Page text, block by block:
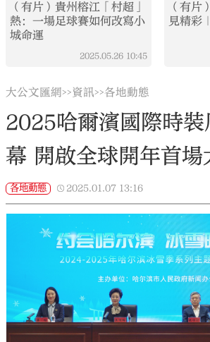
（有片）貴州榕江「村超」
熱：一場足球賽如何改寫小
城命運
2025.05.26 10:45
（有片
見精彩
大公文匯網>>資訊>>各地動態
2025哈爾濱國際時
幕 開啟全球開年首場
各地動態 2025.01.07 13:16